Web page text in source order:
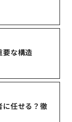
要な構造
に任せる？徹